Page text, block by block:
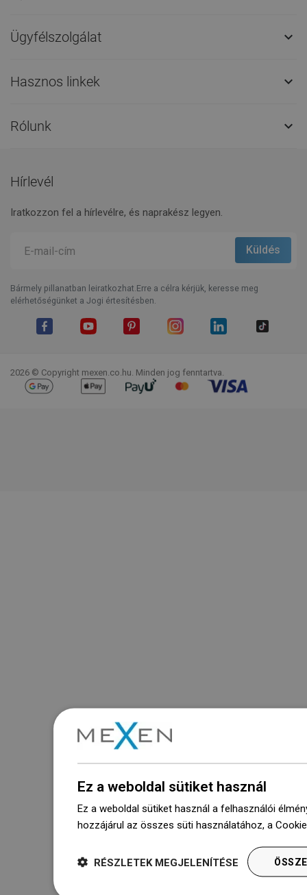
Ügyfélszolgálat 
Hasznos linkek 
Rólunk 
Hírlevél
Iratkozzon fel a hírlevélre, és naprakész legyen.
Bármely pillanatban leiratkozhat.Erre a célra kérjük, keresse meg
elérhetőségünket a Jogi értesítésben.
2026 © Copyright mexen.co.hu. Minden jog fenntartva.
Ez a weboldal sütiket használ
Ez a weboldal sütiket használ a felhasználói
hozzájárul az összes süti használatához, a
RÉSZLETEK MEGJELENÍTÉSE